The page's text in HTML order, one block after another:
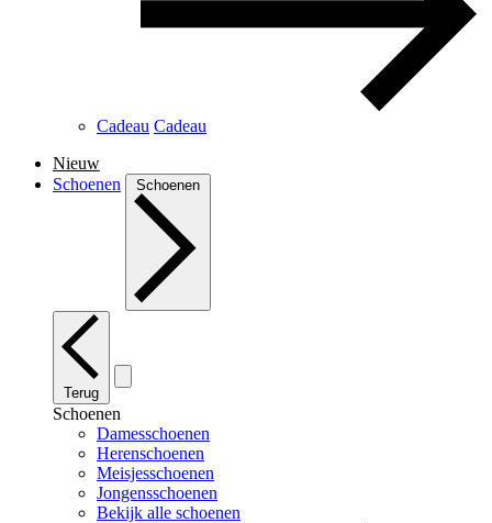
Cadeau Cadeau
Nieuw
Schoenen
Schoenen
Terug
Schoenen
Damesschoenen
Herenschoenen
Meisjesschoenen
Jongensschoenen
Bekijk alle schoenen